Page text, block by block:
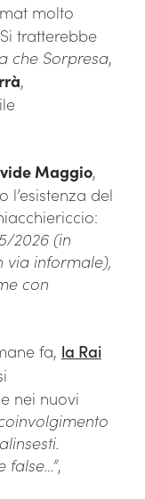
molto
tratterebbe
che Sorpresa,
,
Maggio,
l’esistenza del
2026 (in
via informale),
con
fa, la Rai
nei nuovi
false…”,